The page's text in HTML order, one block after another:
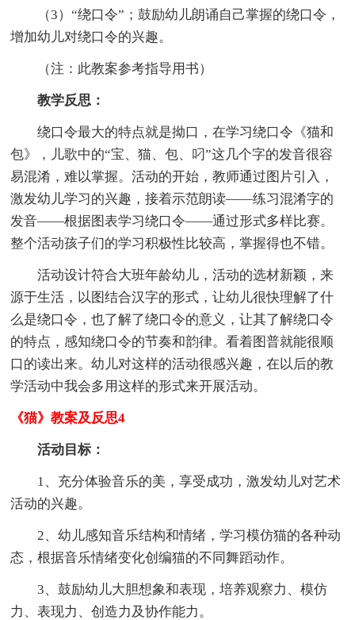
（3）“绕口令”；鼓励幼儿朗诵自己掌握的绕口令，
增加幼儿对绕口令的兴趣。
（注：此教案参考指导用书）
教学反思：
绕口令最大的特点就是拗口，在学习绕口令《猫和
包》，儿歌中的“宝、猫、包、叼”这几个字的发音很容
易混淆，难以掌握。活动的开始，教师通过图片引入，
激发幼儿学习的兴趣，接着示范朗读——练习混淆字的
发音——根据图表学习绕口令——通过形式多样比赛。
整个活动孩子们的学习积极性比较高，掌握得也不错。
活动设计符合大班年龄幼儿，活动的选材新颖，来
源于生活，以图结合汉字的形式，让幼儿很快理解了什
么是绕口令，也了解了绕口令的意义，让其了解绕口令
的特点，感知绕口令的节奏和韵律。看着图普就能很顺
口的读出来。幼儿对这样的活动很感兴趣，在以后的教
学活动中我会多用这样的形式来开展活动。
《猫》教案及反思4
活动目标：
1、充分体验音乐的美，享受成功，激发幼儿对艺术
活动的兴趣。
2、幼儿感知音乐结构和情绪，学习模仿猫的各种动
态，根据音乐情绪变化创编猫的不同舞蹈动作。
3、鼓励幼儿大胆想象和表现，培养观察力、模仿
力、表现力、创造力及协作能力。